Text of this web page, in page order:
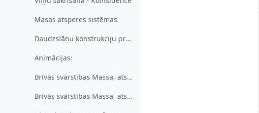
Masas atsperes sistēmas
Daudzslāņu konstrukciju prettrokšņa aizsardzības īpašības
Animācijas:
Brīvās svārstības Massa, atspere, bez zudumiem
Brīvās svārstības Massa, atspere, ar zudumiem